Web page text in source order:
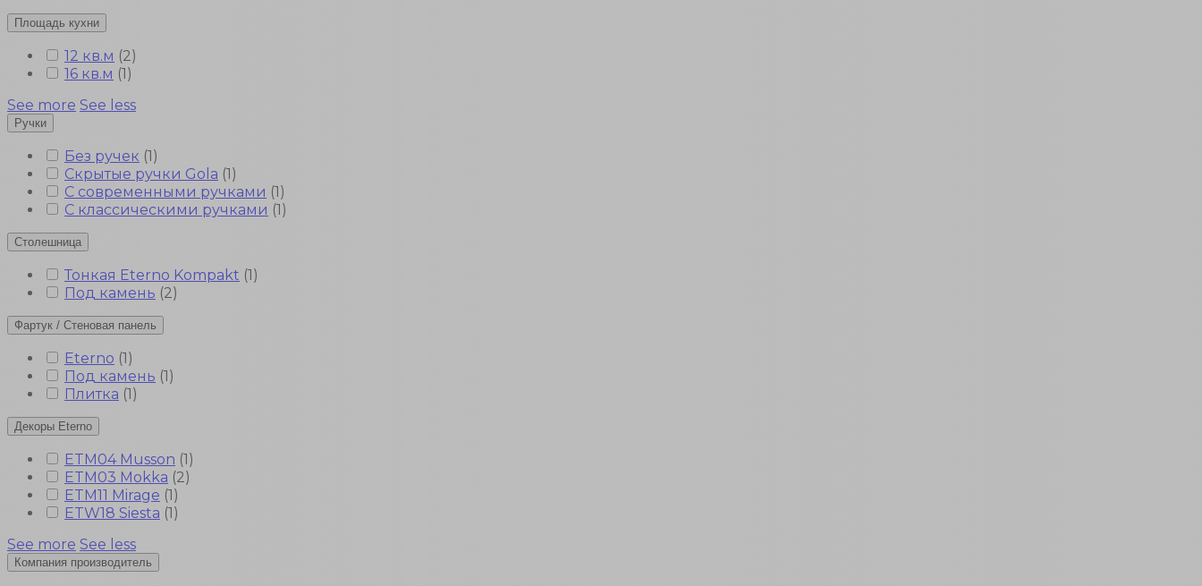
Площадь кухни
12 кв.м (2)
16 кв.м (1)
See more See less
Ручки
Без ручек (1)
Скрытые ручки Gola (1)
С современными ручками (1)
С классическими ручками (1)
Столешница
Тонкая Eterno Kompakt (1)
Под камень (2)
Фартук / Стеновая панель
Eterno (1)
Под камень (1)
Плитка (1)
Декоры Eterno
ETM04 Musson (1)
ETM03 Mokka (2)
ETM11 Mirage (1)
ETW18 Siesta (1)
See more See less
Компания производитель